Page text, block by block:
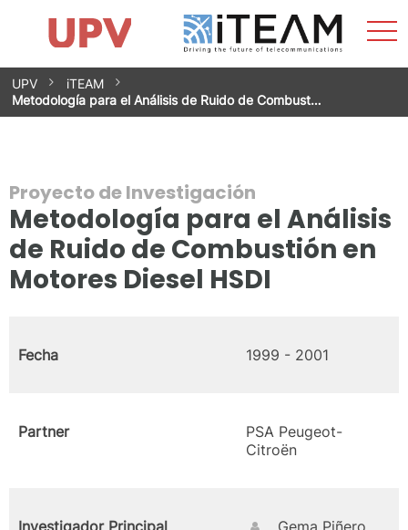
Saltar
contenido
Impacto
Grupos de investigación
Instalaciones
Spin-offs
Contacto
Prácticas
Noticias
Unidad de Igualdad
UPV
iTEAM
Metodología para el Análisis de Ruido de Combust…
Proyecto de Investigación
Metodología para el Análisis
de Ruido de Combustión en
Motores Diesel HSDI
Fecha 1999 - 2001
Partner
PSA Peugeot-
Citroën
Investigador Principal
Gema Piñero